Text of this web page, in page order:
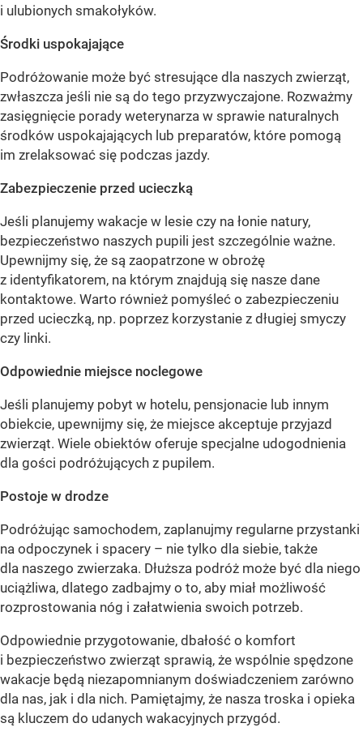
i ulubionych smakołyków.
Środki uspokajające
Podróżowanie może być stresujące dla naszych zwierząt,
zwłaszcza jeśli nie są do tego przyzwyczajone. Rozważmy
zasięgnięcie porady weterynarza w sprawie naturalnych
środków uspokajających lub preparatów, które pomogą
im zrelaksować się podczas jazdy.
Zabezpieczenie przed ucieczką
Jeśli planujemy wakacje w lesie czy na łonie natury,
bezpieczeństwo naszych pupili jest szczególnie ważne.
Upewnijmy się, że są zaopatrzone w obrożę
z identyfikatorem, na którym znajdują się nasze dane
kontaktowe. Warto również pomyśleć o zabezpieczeniu
przed ucieczką, np. poprzez korzystanie z długiej smyczy
czy linki.
Odpowiednie miejsce noclegowe
Jeśli planujemy pobyt w hotelu, pensjonacie lub innym
obiekcie, upewnijmy się, że miejsce akceptuje przyjazd
zwierząt. Wiele obiektów oferuje specjalne udogodnienia
dla gości podróżujących z pupilem.
Postoje w drodze
Podróżując samochodem, zaplanujmy regularne przystanki
na odpoczynek i spacery – nie tylko dla siebie, także
dla naszego zwierzaka. Dłuższa podróż może być dla niego
uciążliwa, dlatego zadbajmy o to, aby miał możliwość
rozprostowania nóg i załatwienia swoich potrzeb.
Odpowiednie przygotowanie, dbałość o komfort
i bezpieczeństwo zwierząt sprawią, że wspólnie spędzone
wakacje będą niezapomnianym doświadczeniem zarówno
dla nas, jak i dla nich. Pamiętajmy, że nasza troska i opieka
są kluczem do udanych wakacyjnych przygód.